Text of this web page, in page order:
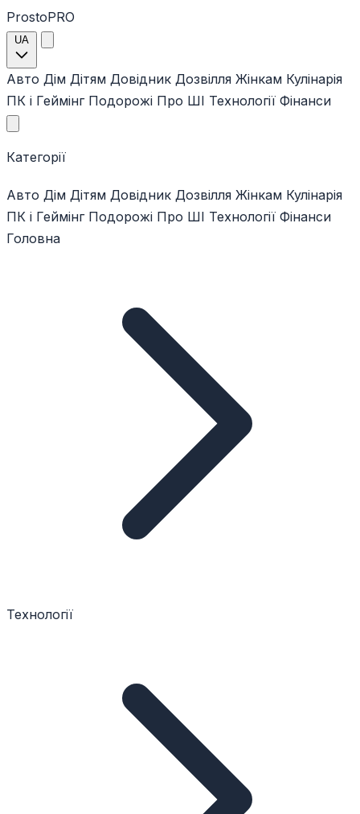
ProstoPRO
UA
Авто Дім Дітям Довідник Дозвілля Жінкам Кулінарія
ПК і Геймінг Подорожі Про ШІ Технології Фінанси
Категорії
Авто Дім Дітям Довідник Дозвілля Жінкам Кулінарія
ПК і Геймінг Подорожі Про ШІ Технології Фінанси
Головна
Технології